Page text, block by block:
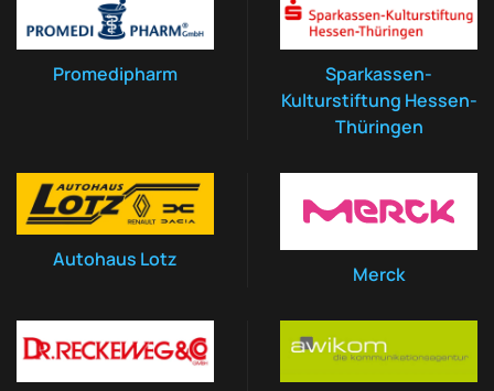
Promedipharm
Sparkassen-
Kulturstiftung Hessen-
Thüringen
Autohaus Lotz
Merck